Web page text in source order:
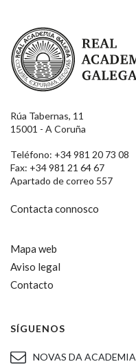
Real Academia Galega
Rúa Tabernas, 11
15001 - A Coruña
Teléfono: +34 981 20 73 08
Fax: +34 981 21 64 67
Apartado de correo 557
Contacta connosco
Mapa web
Aviso legal
Contacto
SÍGUENOS
NOVAS DA ACADEMIA